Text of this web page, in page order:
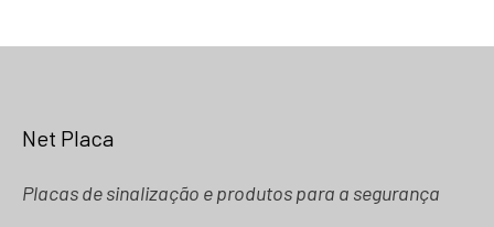
Net Placa
Placas de sinalização e produtos para a segurança